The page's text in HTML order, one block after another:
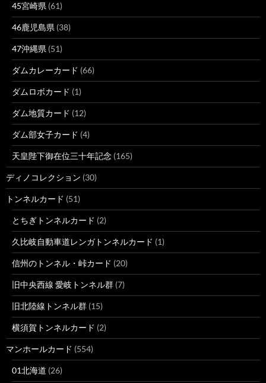
45宮崎県 (61)
46鹿児島県 (38)
47沖縄県 (51)
ダムカレーカード (66)
ダムロボカード (1)
ダム地質カード (12)
ダム部女子カード (4)
天皇陛下御在位三十年記念 (165)
ディノコレクション (30)
トンネルカード (51)
とちぎトンネルカード (2)
久比岐自動車道レンガトンネルカード (1)
信州のトンネル・峠カード (20)
旧中央西線 愛岐トンネル群 (7)
旧北陸線トンネル群 (15)
横須賀トンネルカード (2)
マンホールカード (554)
01北海道 (26)